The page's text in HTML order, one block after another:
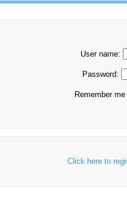
User name:
Password:
Remember
Click here to